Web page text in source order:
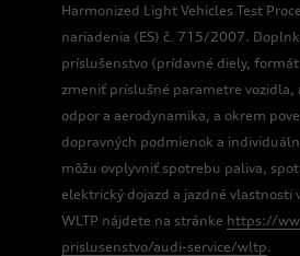
Harmonized Light Vehicles Test
nariadenia (ES) č. 715/2007.
príslušenstvo (prídavné diely,
zmeniť príslušné parametre vozidla,
odpor a aerodynamika, a okrem
dopravných podmienok a
môžu ovplyvniť spotrebu paliva,
elektrický dojazd a jazdné vlastnosti
WLTP nájdete na stránke https://
prislusenstvo/audi-service/wltp